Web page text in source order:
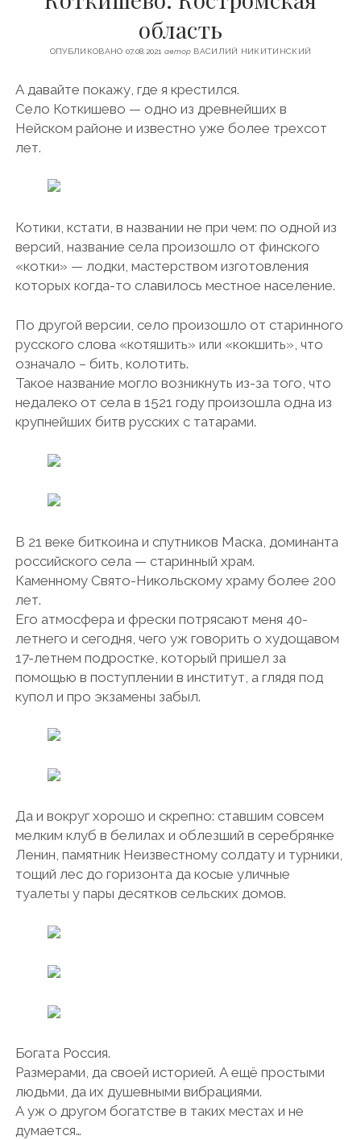
u
t
u
e
-
r
u
l
e
g
a
m
область
ОПУБЛИКОВАНО 07.08.2021 автор ВАСИЛИЙ НИКИТИНСКИЙ
А давайте покажу, где я крестился.
Село Коткишево — одно из древнейших в
Нейском районе и известно уже более трехсот
лет.
Котики, кстати, в названии не при чем: по одной из
версий, название села произошло от финского
«котки» — лодки, мастерством изготовления
которых когда-то славилось местное население.
По другой версии, село произошло от старинного
русского слова «котяшить» или «кокшить», что
означало – бить, колотить.
Такое название могло возникнуть из-за того, что
недалеко от села в 1521 году произошла одна из
крупнейших битв русских с татарами.
В 21 веке биткоина и спутников Маска, доминанта
российского села — старинный храм.
Каменному Свято-Никольскому храму более 200
лет.
Его атмосфера и фрески потрясают меня 40-
летнего и сегодня, чего уж говорить о худощавом
17-летнем подростке, который пришел за
помощью в поступлении в институт, а глядя под
купол и про экзамены забыл.
Да и вокруг хорошо и скрепно: ставшим совсем
мелким клуб в белилах и облезший в серебрянке
Ленин, памятник Неизвестному солдату и турники,
тощий лес до горизонта да косые уличные
туалеты у пары десятков сельских домов.
Богата Россия.
Размерами, да своей историей. А ещё простыми
людьми, да их душевными вибрациями.
А уж о другом богатстве в таких местах и не
думается…